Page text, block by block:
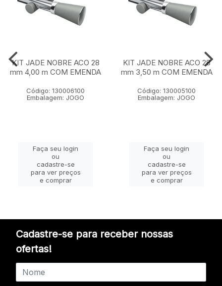
KIT JADE NOBRE ACO 28
mm 4,00 m COM EMENDA
Código: 130006100
Embalagem: JOGO
Faça seu login
ou
cadastre-se
para ver preços
e comprar
KIT JADE NOBRE ACO 28
mm 3,50 m COM EMENDA
Código: 130005100
Embalagem: JOGO
Faça seu login
ou
cadastre-se
para ver preços
e comprar
Cadastre-se para receber nossas
ofertas!